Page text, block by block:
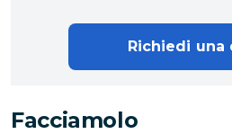
Facciamolo
Richiedi una